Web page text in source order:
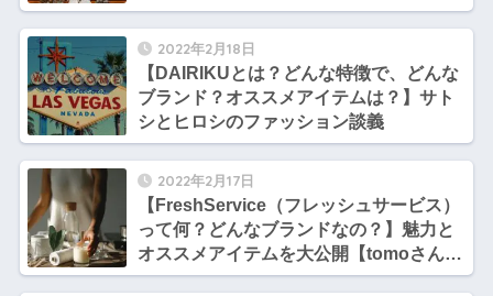
力を徹底解説【tomoさんのファッション
勉強部屋】
2022年2月18日
【DAIRIKUとは？どんな特徴で、どんな
ブランド？オススメアイテムは？】サト
シとヒロシのファッション談義
2022年2月17日
【FreshService（フレッシュサービス）
って何？どんなブランドなの？】魅力と
オススメアイテムを大公開【tomoさんの
ファッション勉強部屋】